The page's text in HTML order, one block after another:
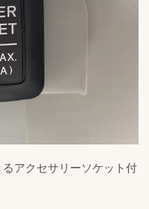
アクセサリーソケット付